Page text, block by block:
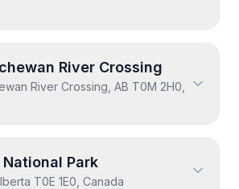
River Crossing
River Crossing, AB T0M 2H0,
Park
T0E 1E0, Canada